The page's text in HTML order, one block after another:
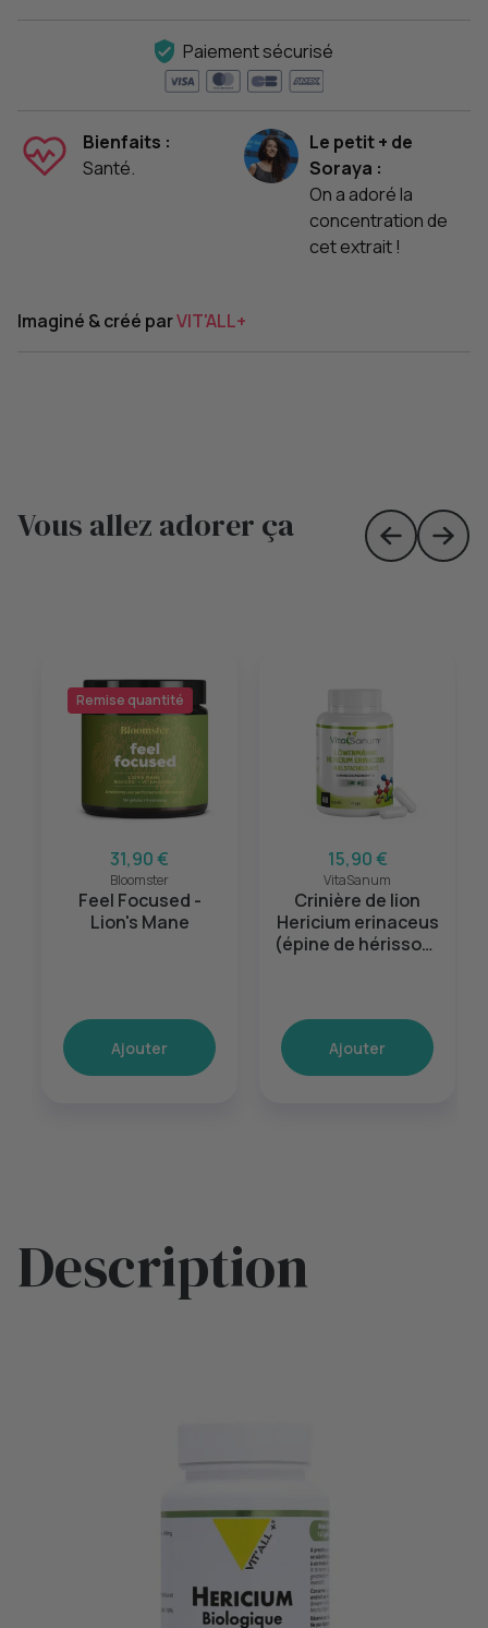
Paiement sécurisé
Bienfaits :
Santé.
Le petit + de
Soraya :
On a adoré la
concentration de
cet extrait !
Imaginé & créé parVIT'ALL+
Vous allez adorer ça
Skip toSkip
Remise quantité
31,90 €
Bloomster
Feel Focused -
Lion's Mane
Ajouter
15,90 €
VitaSanum
Crinière de lion
Hericium erinaceus
(épine de hérisson)
Ajouter
Description